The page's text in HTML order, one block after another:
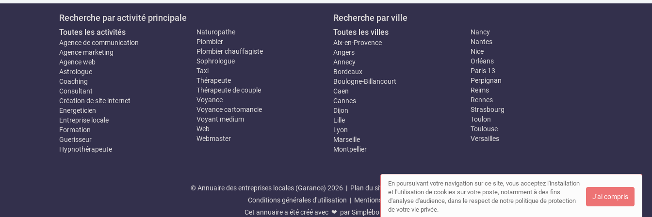
Recherche par activité principale
Toutes les activités
Agence de communication
Agence marketing
Agence web
Astrologue
Coaching
Consultant
Création de site internet
Energeticien
Entreprise locale
Formation
Guerisseur
Hypnothérapeute
Naturopathe
Plombier
Plombier chauffagiste
Sophrologue
Taxi
Thérapeute
Thérapeute de couple
Voyance
Voyance cartomancie
Voyant medium
Web
Webmaster
Recherche par ville
Toutes les villes
Aix-en-Provence
Angers
Annecy
Bordeaux
Boulogne-Billancourt
Caen
Cannes
Dijon
Lille
Lyon
Marseille
Montpellier
Nancy
Nantes
Nice
Orléans
Paris 13
Perpignan
Reims
Rennes
Strasbourg
Toulon
Toulouse
Versailles
© Annuaire des entreprises locales (Garance) 2026 | Plan du site |Mon compte |Contact
Conditions générales d'utilisation | Mentions légales
Cet annuaire a été créé avec ❤ parSimplébo Annuaire
En poursuivant votre navigation sur ce site, vous acceptez l'installation
et l'utilisation de cookies sur votre poste, notamment à des fins
d'analyse d'audience, dans le respect de notre politique de protection
de votre vie privée.
J'ai compris